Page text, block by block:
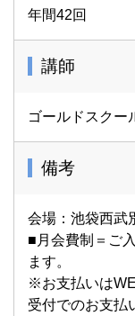
年間42回
講師
ゴールドスクー
備考
会場：池袋西武
■月会費制＝ご
ます。
※お支払いは
受付でのお支払